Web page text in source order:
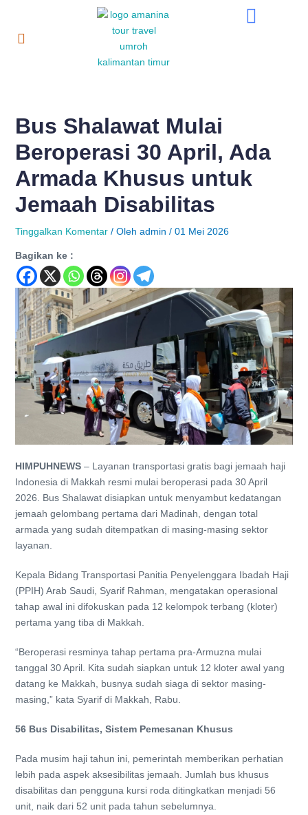
Bus Shalawat Mulai
Beroperasi 30 April, Ada
Armada Khusus untuk
Jemaah Disabilitas
Tinggalkan Komentar / Oleh admin / 01 Mei 2026
Bagikan ke :
HIMPUHNEWS– Layanan transportasi gratis bagi jemaah haji
Indonesia di Makkah resmi mulai beroperasi pada 30 April
2026. Bus Shalawat disiapkan untuk menyambut kedatangan
jemaah gelombang pertama dari Madinah, dengan total
armada yang sudah ditempatkan di masing-masing sektor
layanan.
Kepala Bidang Transportasi Panitia Penyelenggara Ibadah Haji
(PPIH) Arab Saudi, Syarif Rahman , mengatakan operasional
tahap awal ini difokuskan pada 12 kelompok terbang (kloter)
pertama yang tiba di Makkah.
“Beroperasi resminya tahap pertama pra-Armuzna mulai
tanggal 30 April. Kita sudah siapkan untuk 12 kloter awal yang
datang ke Makkah, busnya sudah siaga di sektor masing-
masing,” kata Syarif di Makkah, Rabu.
56 Bus Disabilitas, Sistem Pemesanan Khusus
Pada musim haji tahun ini, pemerintah memberikan perhatian
lebih pada aspek aksesibilitas jemaah. Jumlah bus khusus
disabilitas dan pengguna kursi roda ditingkatkan menjadi 56
unit, naik dari 52 unit pada tahun sebelumnya.